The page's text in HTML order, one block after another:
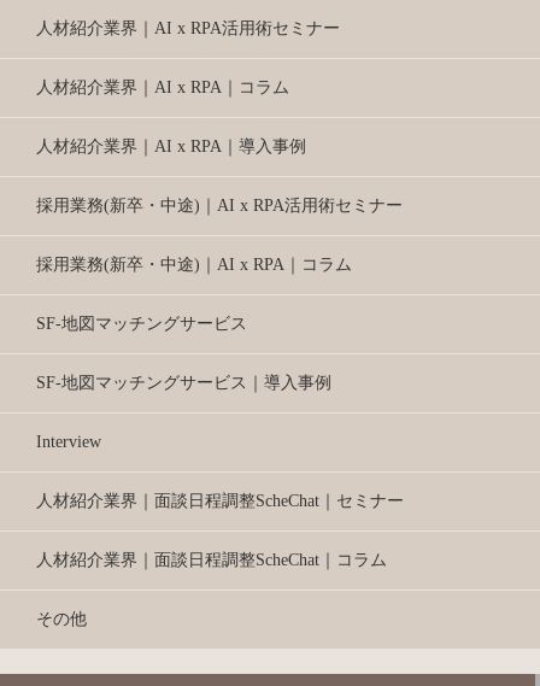
人材紹介業界｜AI x RPA活用術セミナー
人材紹介業界｜AI x RPA｜コラム
人材紹介業界｜AI x RPA｜導入事例
採用業務(新卒・中途)｜AI x RPA活用術セミナー
採用業務(新卒・中途)｜AI x RPA｜コラム
SF-地図マッチングサービス
SF-地図マッチングサービス｜導入事例
Interview
人材紹介業界｜面談日程調整ScheChat｜セミナー
人材紹介業界｜面談日程調整ScheChat｜コラム
その他